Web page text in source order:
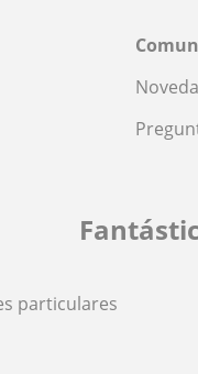
particulares